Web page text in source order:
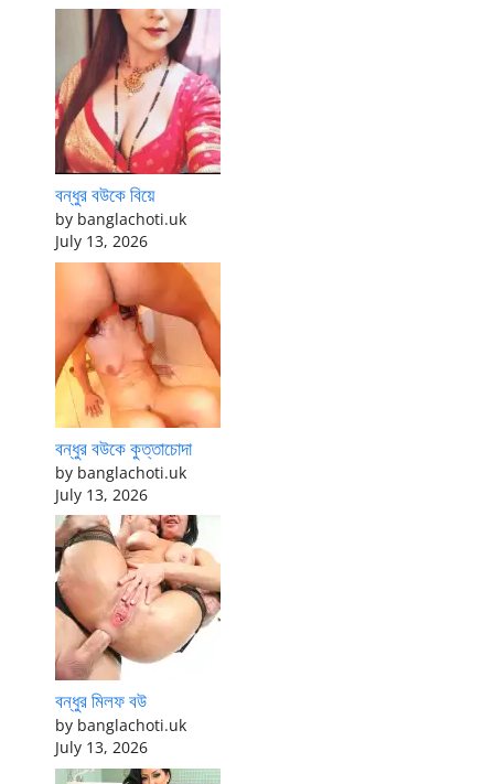
বন্ধুর বউকে বিয়ে
by banglachoti.uk
July 13, 2026
বন্ধুর বউকে কুত্তাচোদা
by banglachoti.uk
July 13, 2026
বন্ধুর মিলফ বউ
by banglachoti.uk
July 13, 2026